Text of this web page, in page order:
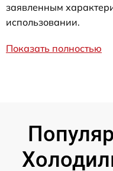
заявленным
использовании.
Показать полностью